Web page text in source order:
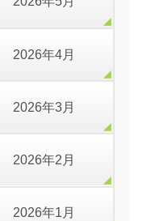
2026年4月
2026年3月
2026年2月
2026年1月